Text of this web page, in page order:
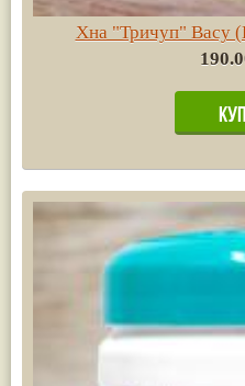
Хна "Тричуп" Васу